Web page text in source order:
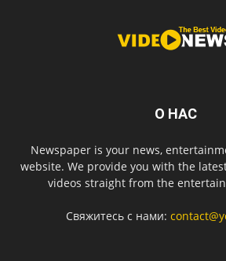
О НАС
Newspaper is your news,
website. We provide you with the
videos straight from the
Свяжитесь с нами: